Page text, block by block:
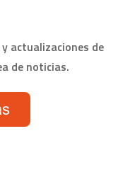
actualizaciones de
de noticias.